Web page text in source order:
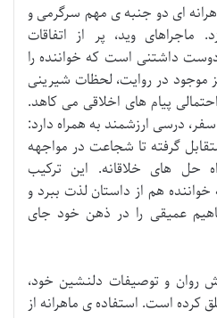
ای دو جنبه ی مهم سرگرمی و
وید، پر از اتفاقات
داشتنی است که خواننده را
موجود در روایت، لحظات شیرینی
پیام های اخلاقی می کاهد.
درسی ارزشمند به همراه دارد:
گرفته تا شجاعت در مواجهه
حل های خلاقانه. این ترکیب
هم از داستان لذت ببرد و
عمیقی را در ذهن خود جای
روان و توصیفات دلنشین خود،
کرده است. استفاده ی ماهرانه از